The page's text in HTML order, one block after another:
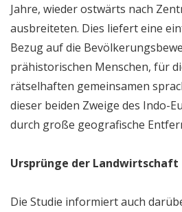
Jahre, wieder ostwärts nach
ausbreiteten. Dies liefert eine
Bezug auf die
prähistorischen Menschen, für
rätselhaften gemeinsamen
dieser beiden Zweige des Indo-
durch große geografische
Ursprünge der Landwirtschaft
Die Studie informiert auch